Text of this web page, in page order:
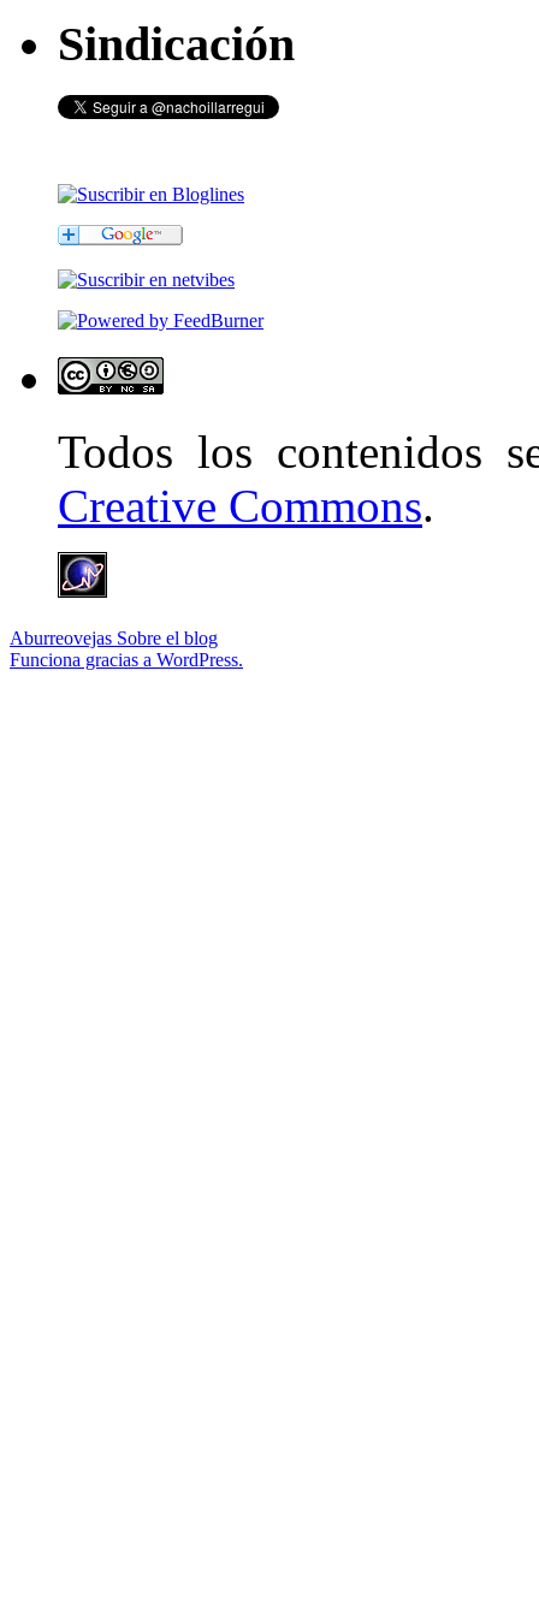
Sindicación
Todos los contenidos
Creative Commons.
Aburreovejas Sobre el blog
Funciona gracias a WordPress.